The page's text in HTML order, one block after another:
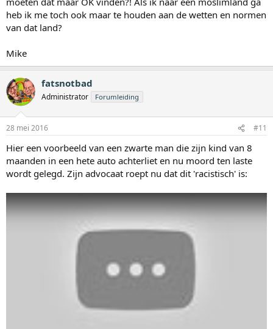
heb ik me toch ook maar te houden aan de wetten en normen
van dat land?
Mike
fatsnotbad
Administrator Forumleiding
28 mei 2016 #11
Hier een voorbeeld van een zwarte man die zijn kind van 8
maanden in een hete auto achterliet en nu moord ten laste
wordt gelegd. Zijn advocaat roept nu dat dit 'racistisch' is: